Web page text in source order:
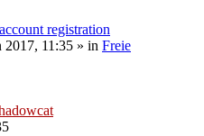
registration
2017, 11:35 » in Freie